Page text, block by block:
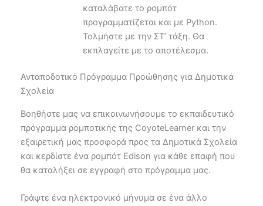
καταλάβατε το ρομπότ
προγραμματίζεται και με Python.
Τολμήστε με την ΣΤ’ τάξη. Θα
εκπλαγείτε με το αποτέλεσμα.
Ανταποδοτικό Πρόγραμμα Προώθησης για Δημοτικά
Σχολεία
Βοηθήστε μας να επικοινωνήσουμε το εκπαιδευτικό
πρόγραμμα ρομποτικής της CoyoteLearner και την
εξαιρετική μας προσφορά προς τα Δημοτικά Σχολεία
και κερδίστε ένα ρομπότ Edison για κάθε επαφή που
θα καταλήξει σε εγγραφή στο πρόγραμμα μας.
Γράψτε ένα ηλεκτρονικό μήνυμα σε ένα άλλο